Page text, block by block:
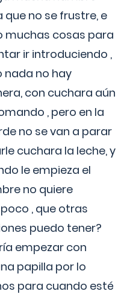
que no se frustre, e
muchas cosas para
ir introduciendo ,
nada no hay
con cuchara aún
, pero en la
no se van a parar
cuchara la leche, y
le empieza el
no quiere
, que otras
puedo tener?
empezar con
papilla por lo
para cuando esté